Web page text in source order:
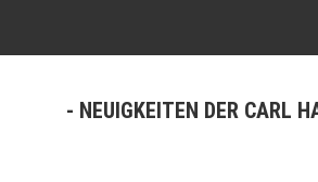
NEUIGKEITEN DER CARL